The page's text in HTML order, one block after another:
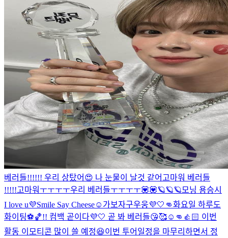
베러들!!!!!! 우리 상탔어😍 나 눈물이 날것 같어 고마워 베러들
!!!!!고마워ㅜㅜㅜㅜ우리 베러들ㅜㅜㅜㅜ💟💟🪐🪐🪐모닝 용승시
I love u💜Smile Say Cheese☺️ 가보자구우웅💜🤍👊화요일 하루도
화이팅⚽️🏀!! 컴백 곧이다💜🤍 곧 봐 베러들😘🥰☺️👊👍🏻 이번
활동 이모티콘 많이 쓸 예정😆이번 투어일정을 마무리하면서 정